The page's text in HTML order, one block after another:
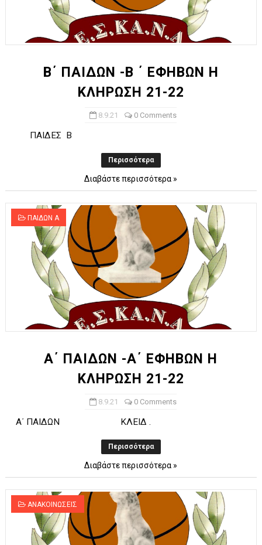
Β΄ ΠΑΙΔΩΝ -Β ΄ ΕΦΗΒΩΝ Η
ΚΛΗΡΩΣΗ 21-22
8.9.21 0 Comments
ΠΑΙΔΕΣ B
Περισσότερα
Διαβάστε περισσότερα »
ΠΑΙΔΩΝ Α
Α΄ ΠΑΙΔΩΝ -Α΄ ΕΦΗΒΩΝ Η
ΚΛΗΡΩΣΗ 21-22
8.9.21 0 Comments
Α΄ ΠΑΙΔΩΝ ΚΛΕΙΔ .
Περισσότερα
Διαβάστε περισσότερα »
ΑΝΑΚΟΙΝΩΣΕΙΣ